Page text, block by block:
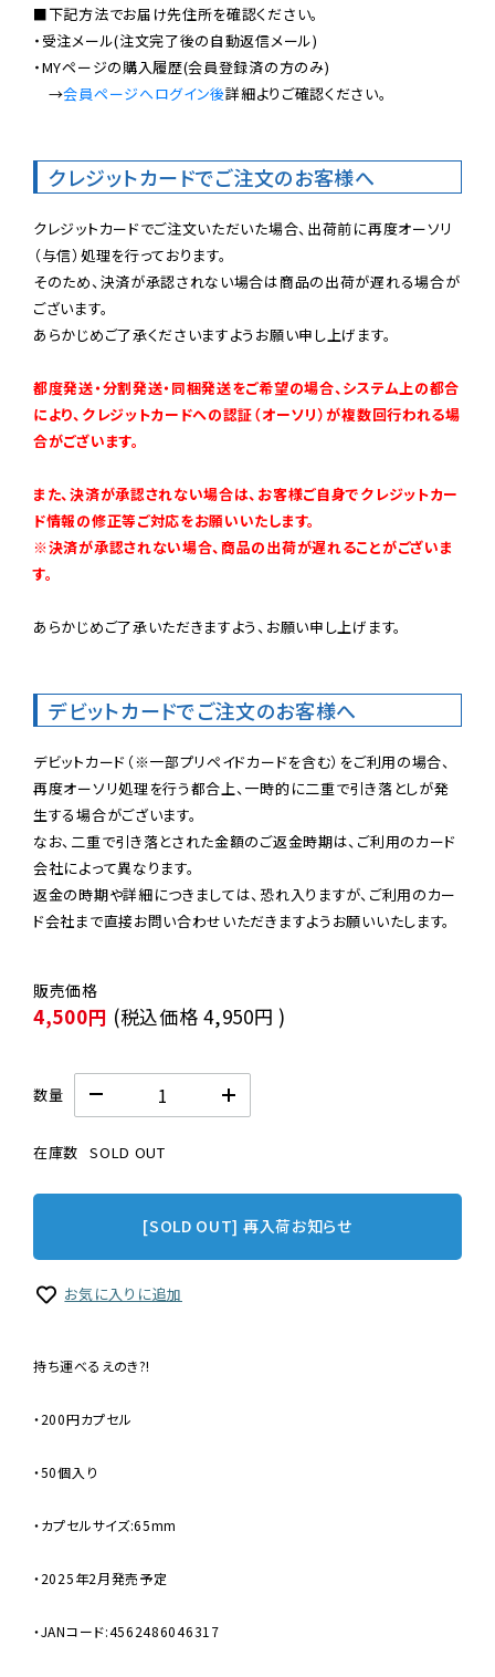
■下記方法でお届け先住所を確認ください。
・受注メール(注文完了後の自動返信メール)
・MYページの購入履歴(会員登録済の方のみ)
→会員ページへログイン後詳細よりご確認ください。
クレジットカードでご注文のお客様へ
クレジットカードでご注文いただいた場合、出荷前に再度オーソリ
（与信）処理を行っております。
そのため、決済が承認されない場合は商品の出荷が遅れる場合が
ございます。
あらかじめご了承くださいますようお願い申し上げます。
都度発送・分割発送・同梱発送をご希望の場合、システム上の都合
により、クレジットカードへの認証（オーソリ）が複数回行われる場
合がございます。
また、決済が承認されない場合は、お客様ご自身でクレジットカー
ド情報の修正等ご対応をお願いいたします。
※決済が承認されない場合、商品の出荷が遅れることがございま
す。
あらかじめご了承いただきますよう、お願い申し上げます。
デビットカードでご注文のお客様へ
デビットカード（※一部プリペイドカードを含む）をご利用の場合、
再度オーソリ処理を行う都合上、一時的に二重で引き落としが発
生する場合がございます。
なお、二重で引き落とされた金額のご返金時期は、ご利用のカード
会社によって異なります。
返金の時期や詳細につきましては、恐れ入りますが、ご利用のカー
ド会社まで直接お問い合わせいただきますようお願いいたします。
4,500円 (税込価格4,950円 )
数量
在庫数 SOLD OUT
[SOLD OUT] 再入荷お知らせ
お気に入りに追加
持ち運べるえのき?!
・200円カプセル
・50個入り
・カプセルサイズ:65mm
・2025年2月発売予定
・JANコード:4562486046317